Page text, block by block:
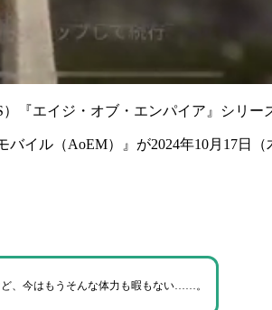
『エイジ・オブ・エンパイア』 シリー
バイル（AoEM）』 が2024年10月17日
、今はもうそんな体力も暇もない……。